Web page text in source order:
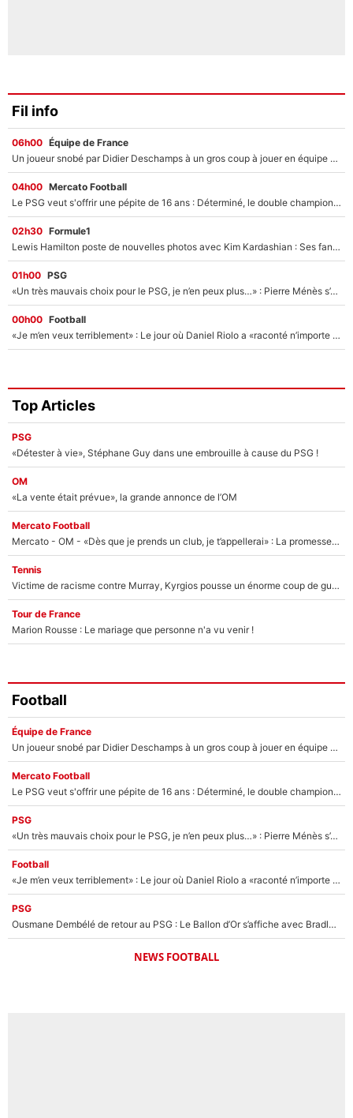
Fil info
06h00 Équipe de France
Un joueur snobé par Didier Deschamps à un gros coup à jouer en équipe de France : Zinedine Zidane a trouvé son numéro 9 ?
04h00 Mercato Football
Le PSG veut s'offrir une pépite de 16 ans : Déterminé, le double champion d'Europe en titre est prêt à lâcher 40M€ pour celui que l'on compare déjà à Vinicius Jr !
02h30 Formule1
Lewis Hamilton poste de nouvelles photos avec Kim Kardashian : Ses fans le voient déjà redevenir champion du monde de F1 grâce à elle !
01h00 PSG
«Un très mauvais choix pour le PSG, je n’en peux plus…» : Pierre Ménès s’est complètement trompé avec Luis Enrique et ces déclarations le prouvent !
00h00 Football
«Je m’en veux terriblement» : Le jour où Daniel Riolo a «raconté n’importe quoi» dans l'After Foot !
Top Articles
PSG
«Détester à vie», Stéphane Guy dans une embrouille à cause du PSG !
OM
«La vente était prévue», la grande annonce de l’OM
Mercato Football
Mercato - OM - «Dès que je prends un club, je t’appellerai» : La promesse de Marcelino au moment de claquer la porte
Tennis
Victime de racisme contre Murray, Kyrgios pousse un énorme coup de gueule !
Tour de France
Marion Rousse : Le mariage que personne n'a vu venir !
Football
Équipe de France
Un joueur snobé par Didier Deschamps à un gros coup à jouer en équipe de France : Zinedine Zidane a trouvé son numéro 9 ?
Mercato Football
Le PSG veut s'offrir une pépite de 16 ans : Déterminé, le double champion d'Europe en titre est prêt à lâcher 40M€ pour celui que l'on compare déjà à Vinicius Jr !
PSG
«Un très mauvais choix pour le PSG, je n’en peux plus…» : Pierre Ménès s’est complètement trompé avec Luis Enrique et ces déclarations le prouvent !
Football
«Je m’en veux terriblement» : Le jour où Daniel Riolo a «raconté n’importe quoi» dans l'After Foot !
PSG
Ousmane Dembélé de retour au PSG : Le Ballon d’Or s’affiche avec Bradley Barcola en plein cœur du feuilleton sur son départ !
NEWS FOOTBALL